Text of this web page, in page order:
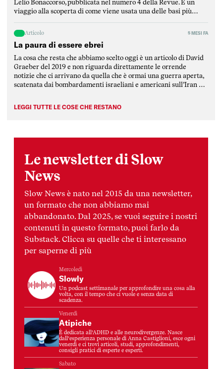
Lelio Bonaccorso, pubblicata nel numero 4 della Revue. È un
viaggio alla scoperta di come viene usata una delle basi più
Sicilia. L’inchiesta è stata scritta […]
Articolo 5 MESI FA
La paura di essere ebrei
La cosa che resta che abbiamo scelto oggi è un articolo di David
Graeber del 2019 e non riguarda direttamente le orrende
notizie che ci arrivano da quella che è ormai una guerra aperta,
scatenata dai bombardamenti israeliani e americani sull’Iran e
LEGGI TUTTE LE COSE CHE RESTANO
Le newsletter di Slow
News
Slow News è nato nel 2015 da una newsletter,
un formato che non abbiamo mai
abbandonato. Dal 2025, se vuoi seguire i nostri
contenuti in questo formato, puoi farlo da
Substack. Clicca su quelle che ti interessano
per saperne di più
Mercoledì
Slowly
Un podcast settimanale per approfondire una cosa alla
volta, con il tempo che ci vuole e senza data di
scadenza.
Venerdì
Atipiche
È dedicata all’ADHD e alle neurodivergenze. Nasce
dall’esperienza personale di Anna Castiglioni, esce ogni
venerdì e ci trovi articoli, studi, approfondimenti,
consigli pratici di esperte e esperti.
Sabato